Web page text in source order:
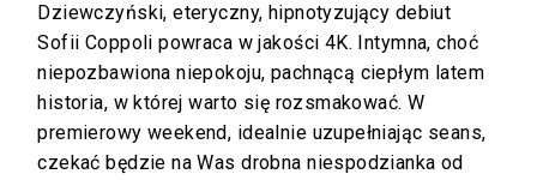
Dziewczyński, eteryczny, hipnotyzujący debiut
Sofii Coppoli powraca w jakości 4K. Intymna, choć
niepozbawiona niepokoju, pachnącą ciepłym latem
historia, w której warto się rozsmakować. W
premierowy weekend, idealnie uzupełniając seans,
czekać będzie na Was drobna niespodzianka od